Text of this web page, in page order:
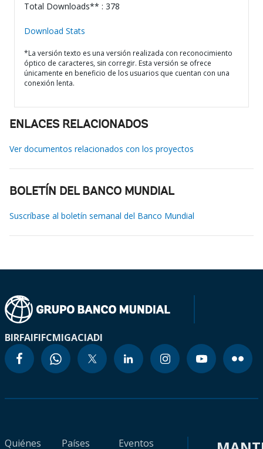
Total Downloads** : 378
Download Stats
*La versión texto es una versión realizada con reconocimiento
óptico de caracteres, sin corregir. Esta versión se ofrece
únicamente en beneficio de los usuarios que cuentan con una
conexión lenta.
ENLACES RELACIONADOS
Ver documentos relacionados con los proyectos
BOLETÍN DEL BANCO MUNDIAL
Suscríbase al boletín semanal del Banco Mundial
BIRFAIFIFCMIGACIADI
Quiénes
Países
Eventos